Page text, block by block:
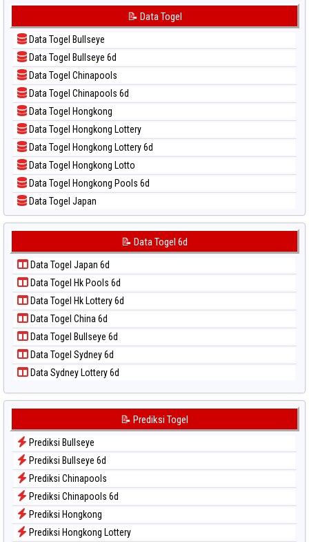
📊 Statistik Sydney Pools 6d
📊 Statistik Taipei
📊 Statistik Taiwan
📝 Pola Dasar Kuda Lari
📝 Pola Dasar Magnum Cambodia
📝 Pola Dasar Nagoya
📝 Pola Dasar North Carolina Day
📝 Pola Dasar Pcso
📝 Pola Dasar Sao Paulo
📝 Pola Dasar Singapore
📝 Pola Dasar Sydney
📝 Pola Dasar Sydney Lottery
📝 Pola Dasar Sydney Lottery 6d
📝 Pola Dasar Sydney Lotto
📝 Pola Dasar Taiwan
📝 Data Togel
Data Togel Bullseye
Data Togel Bullseye 6d
Data Togel Chinapools
Data Togel Chinapools 6d
Data Togel Hongkong
Data Togel Hongkong Lottery
Data Togel Hongkong Lottery 6d
Data Togel Hongkong Lotto
Data Togel Hongkong Pools 6d
Data Togel Japan
Data Togel Japan 6d
Data Togel Kuda Lari
Data Togel Magnum Cambodia
Data Togel Nagoya
Data Togel North Carolina Day
Data Togel Pcso
Data Togel Sao Paulo
Data Togel Singapore
Data Togel Sydney
Data Togel Sydney Lottery
Data Togel Sydney Lottery 6d
Data Togel Sydney Lotto
Data Togel Sydney Pools 6d
Data Togel Taipei
Data Togel Taiwan
📝 Data Togel 6d
Data Togel Japan 6d
Data Togel Hk Pools 6d
Data Togel Hk Lottery 6d
Data Togel China 6d
Data Togel Bullseye 6d
Data Togel Sydney 6d
Data Sydney Lottery 6d
📝 Prediksi Togel
Prediksi Bullseye
Prediksi Bullseye 6d
Prediksi Chinapools
Prediksi Chinapools 6d
Prediksi Hongkong
Prediksi Hongkong Lottery